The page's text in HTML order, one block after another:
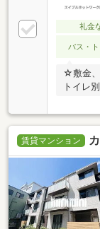
礼金
バス・
☆敷金、
トイレ
賃貸マンション